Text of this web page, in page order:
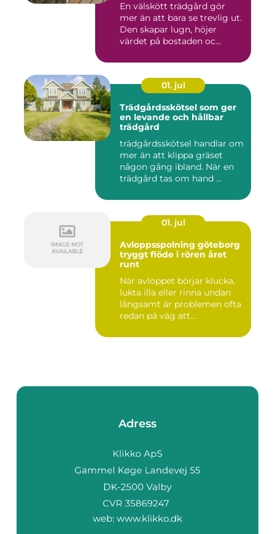
En välskött trädgård gör
mer än att bara se trevlig ut.
Den skapar lugn, höjer
värdet på bostaden oc...
01. jul
Trädgårdsskötsel som ger
en levande och hållbar
trädgård
trädgårdsskötsel handlar om
mer än att klippa gräset
någon gång ibland. När en
trädgård tas om hand ...
01. jul
Avloppsspolning göteborg
tryggt flöde i rören året
runt
När avloppet börjar klucka,
lukta illa eller rinna undan
långsamt är problemen ofta
redan på väg att...
Adress
web: www.klikko.dk